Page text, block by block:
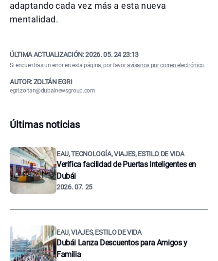
adaptando cada vez más a esta nueva
mentalidad.
ÚLTIMA ACTUALIZACIÓN:2026. 05. 24 23:13
Si encuentras un error en esta página, por favoravísanos por correo electrónico.
AUTOR: ZOLTÁN EGRI
egri.zoltan@dubainewsgroup.com
Últimas noticias
EAU, TECNOLOGÍA, VIAJES, ESTILO DE VIDA
Verifica facilidad de Puertas Inteligentes en
Dubái
2026. 07. 25
EAU, VIAJES, ESTILO DE VIDA
Dubái Lanza Descuentos para Amigos y
Familia